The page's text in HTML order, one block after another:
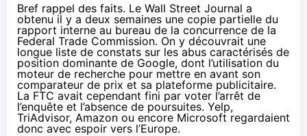
Bref rappel des faits. Le Wall Street Journal a
obtenu il y a deux semaines une copie partielle du
rapport interne au bureau de la concurrence de la
Federal Trade Commission. On y découvrait une
longue liste de constats sur les abus caractérisés de
position dominante de Google, dont l’utilisation du
moteur de recherche pour mettre en avant son
comparateur de prix et sa plateforme publicitaire.
La FTC avait cependant fini par voter l’arrêt de
l’enquête et l’absence de poursuites. Yelp,
TriAdvisor, Amazon ou encore Microsoft regardaient
donc avec espoir vers l’Europe.